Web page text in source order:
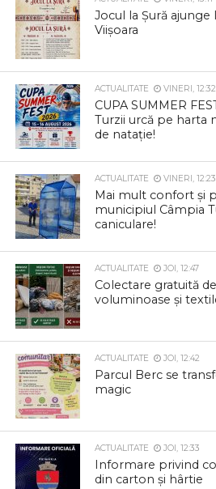
Jocul la Șură ajunge
Viișoara
ACTUALITATE VINERI, 12:32
CUPA SUMMER
Turzii urcă pe harta
de natație!
ACTUALITATE VINERI, 12:23
Mai mult confort și
municipiul Câmpia
caniculare!
ACTUALITATE JOI, 12:47
Colectare gratuită
voluminoase și
ACTUALITATE JOI, 12:42
Parcul Berc se
magic
ACTUALITATE JOI, 12:33
Informare privind
din carton și hârtie